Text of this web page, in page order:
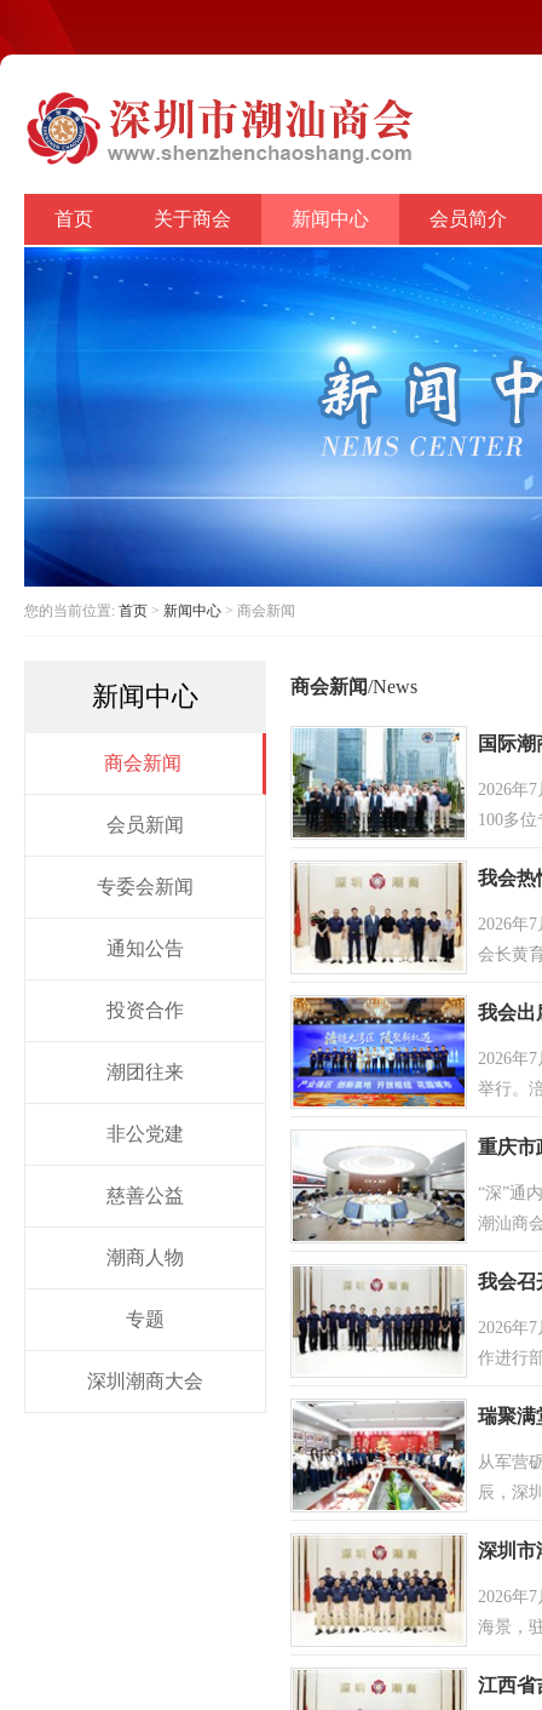
首页 关于商会 新闻中心 会员简介
您的当前位置: 首页 > 新闻中心 > 商会新闻
新闻中心
商会新闻
会员新闻
专委会新闻
通知公告
投资合作
潮团往来
非公党建
慈善公益
潮商人物
专题
深圳潮商大会
商会新闻/News
国际
法硕
2026年
100多
我会热
2026年
会长黄
我会出
2026年
举行。
重庆市
“深”通
潮汕商
我会召
2026年
作进行
瑞聚满
从军营
辰，深
深圳市
2026年
海景，
江西省